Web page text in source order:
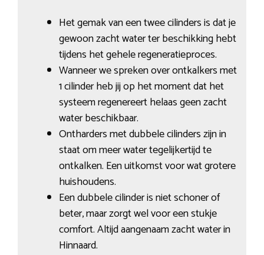
Het gemak van een twee cilinders is dat je
gewoon zacht water ter beschikking hebt
tijdens het gehele regeneratieproces.
Wanneer we spreken over ontkalkers met
1 cilinder heb jij op het moment dat het
systeem regenereert helaas geen zacht
water beschikbaar.
Ontharders met dubbele cilinders zijn in
staat om meer water tegelijkertijd te
ontkalken. Een uitkomst voor wat grotere
huishoudens.
Een dubbele cilinder is niet schoner of
beter, maar zorgt wel voor een stukje
comfort. Altijd aangenaam zacht water in
Hinnaard.